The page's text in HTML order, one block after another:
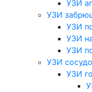
УЗИ
УЗИ
УЗИ
УЗИ
УЗИ
УЗИ
УЗИ